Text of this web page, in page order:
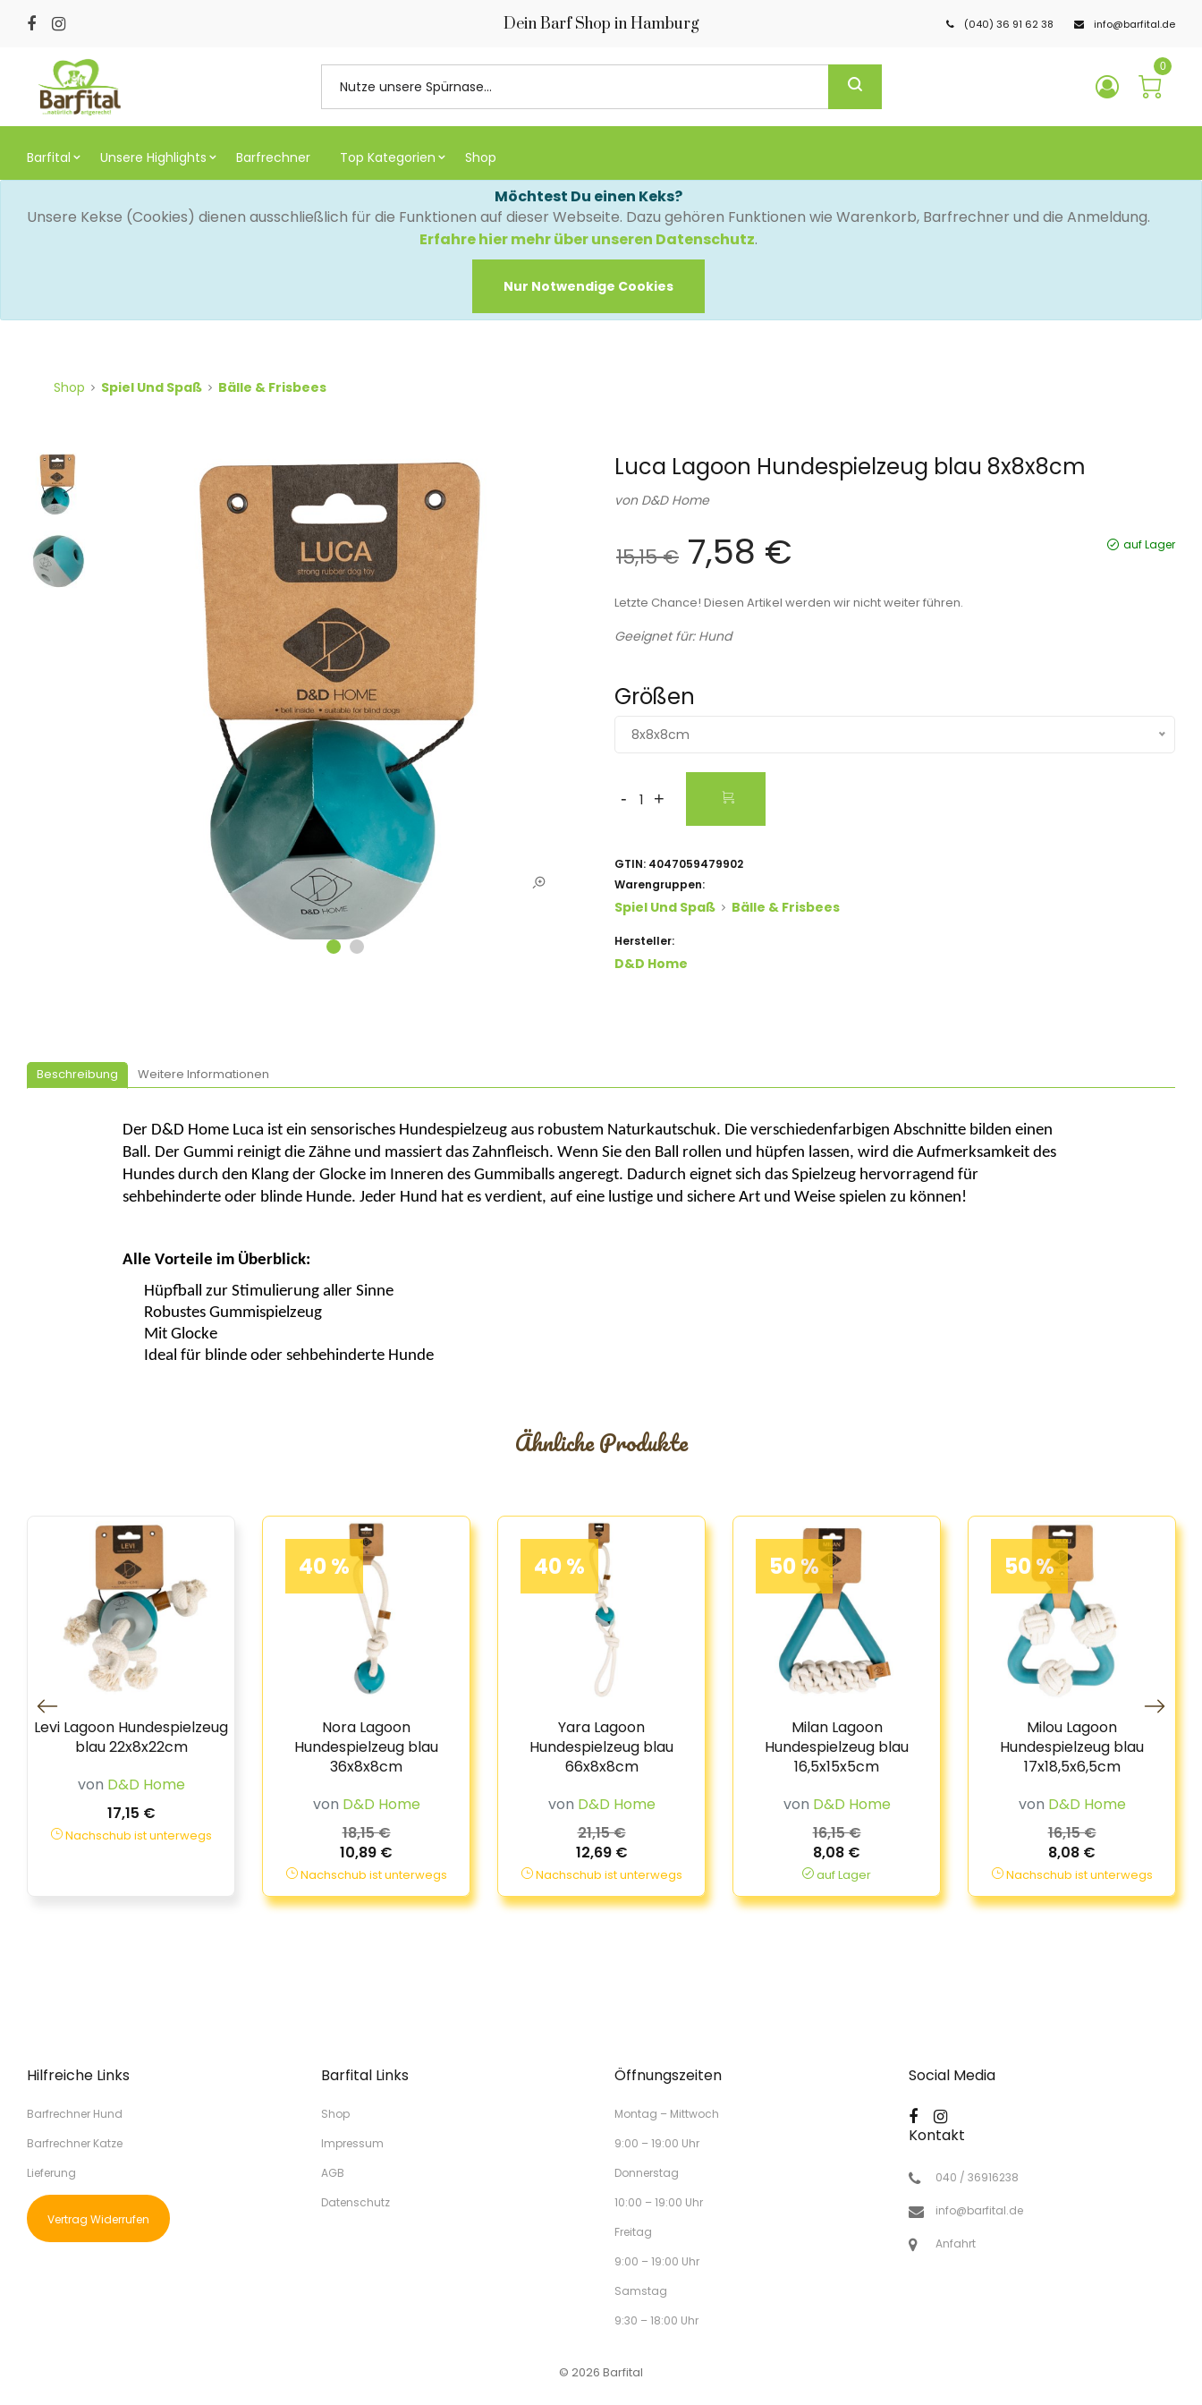
Dein Barf Shop in Hamburg (040) 36 91 62 38 info@barfital.de
0
Barfital Unsere Highlights Barfrechner Top Kategorien Shop
Möchtest Du einen Keks?
Unsere Kekse (Cookies) dienen ausschließlich für die Funktionen auf dieser Webseite. Dazu gehören Funktionen wie Warenkorb, Barfrechner und die Anmeldung.
Erfahre hier mehr über unseren Datenschutz.
Nur Notwendige Cookies
Shop Spiel Und Spaß Bälle & Frisbees
Luca Lagoon Hundespielzeug blau 8x8x8cm
von D&D Home
15,15 € 7,58 € auf Lager
Letzte Chance! Diesen Artikel werden wir nicht weiter führen.
Geeignet für: Hund
Größen
8x8x8cm
- +
GTIN: 4047059479902
Warengruppen:
Spiel Und Spaß Bälle & Frisbees
Hersteller:
D&D Home
Beschreibung Weitere Informationen
Der D&D Home Luca ist ein sensorisches Hundespielzeug aus robustem Naturkautschuk. Die verschiedenfarbigen Abschnitte bilden einen
Ball. Der Gummi reinigt die Zähne und massiert das Zahnfleisch. Wenn Sie den Ball rollen und hüpfen lassen, wird die Aufmerksamkeit des
Hundes durch den Klang der Glocke im Inneren des Gummiballs angeregt. Dadurch eignet sich das Spielzeug hervorragend für
sehbehinderte oder blinde Hunde. Jeder Hund hat es verdient, auf eine lustige und sichere Art und Weise spielen zu können!
Alle Vorteile im Überblick:
Hüpfball zur Stimulierung aller Sinne
Robustes Gummispielzeug
Mit Glocke
Ideal für blinde oder sehbehinderte Hunde
Ähnliche Produkte
Levi Lagoon Hundespielzeug
blau 22x8x22cm
von D&D Home
17,15 €
Nachschub ist unterwegs
40 %
Nora Lagoon
Hundespielzeug blau
36x8x8cm
von D&D Home
18,15 €
10,89 €
Nachschub ist unterwegs
40 %
Yara Lagoon
Hundespielzeug blau
66x8x8cm
von D&D Home
21,15 €
12,69 €
Nachschub ist unterwegs
50 %
Milan Lagoon
Hundespielzeug blau
16,5x15x5cm
von D&D Home
16,15 €
8,08 €
auf Lager
50 %
Milou Lagoon
Hundespielzeug blau
17x18,5x6,5cm
von D&D Home
16,15 €
8,08 €
Nachschub ist unterwegs
Hilfreiche Links
Barfrechner Hund
Barfrechner Katze
Lieferung
Vertrag Widerrufen
Barfital Links
Shop
Impressum
AGB
Datenschutz
Öffnungszeiten
Montag – Mittwoch
9:00 – 19:00 Uhr
Donnerstag
10:00 – 19:00 Uhr
Freitag
9:00 – 19:00 Uhr
Samstag
9:30 – 18:00 Uhr
Social Media
Kontakt
040 / 36916238
info@barfital.de
Anfahrt
© 2026 Barfital